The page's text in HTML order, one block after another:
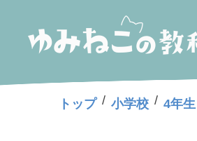
トップ / 小学校 / 4年生